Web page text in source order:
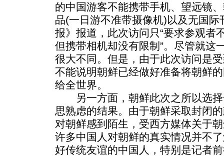
的中国游客不能携带手机、望远镜
品(一日游不准带摄像机)以及无国
报》报道，此次访问只“要求参观者
但携带相机却没有限制”。尽管就这
很大不同。但是，由于此次访问是
不能说明朝鲜已经做好准备将朝鲜
给全世界。
另一方面，朝鲜此次之所以选择
思熟虑的结果。由于朝鲜采取封闭
对朝鲜感到陌生，受西方媒体关于
许多中国人对朝鲜的真实情况并不
好传统友谊的中国人，特别是记者